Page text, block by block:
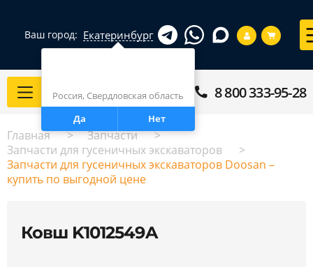
Ваш город: Екатеринбург
Россия, Свердловская область
Да
Нет
Каталог 8 800 333-95-28
Главная
Запчасти
Запчасти для гусеничных экскаваторов
Запчасти для гусеничных экскаваторов Doosan –
купить по выгодной цене
Ковш K1012549A